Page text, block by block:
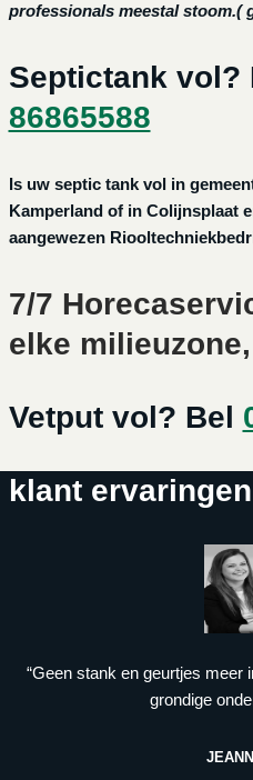
professionals meestal stoom.(
Septictank vol?
86865588
Is uw septic tank vol in
Kamperland of in Colijnsplaat
aangewezen
7/7
elke
Vetput vol? Bel
klant
“Geen stank en geurtjes meer
grondige